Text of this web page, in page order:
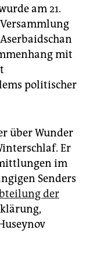
am 21.
mit
politischer
über Wunder
Er
im
Senders
der